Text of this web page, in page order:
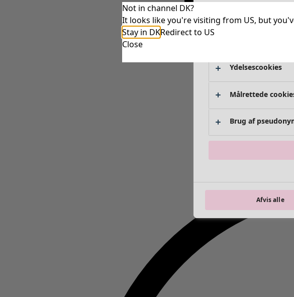
Not in channel DK?
It looks like you're visiting from US, but
Stay in DKRedirect to US
Close
Meget
Ydelsescookies
Målrettede
Brug af
Afvis alle